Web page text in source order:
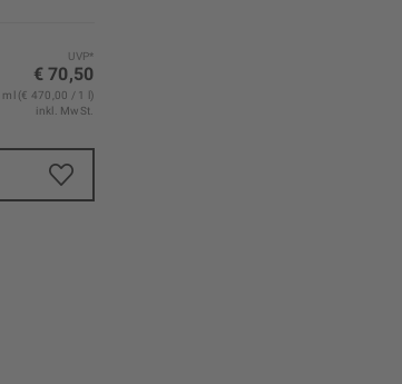
UVP*
€ 70,50
ml (€ 470,00 / 1 l)
inkl. MwSt.